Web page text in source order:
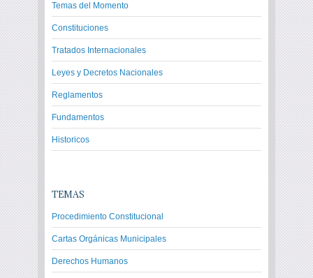
Temas del Momento
Constituciones
Tratados Internacionales
Leyes y Decretos Nacionales
Reglamentos
Fundamentos
Historicos
TEMAS
Procedimiento Constitucional
Cartas Orgánicas Municipales
Derechos Humanos